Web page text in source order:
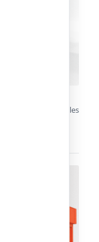
para múltiples